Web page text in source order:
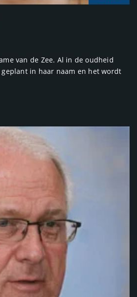
van de Zee. Al in de oudheid
in haar naam en het wordt